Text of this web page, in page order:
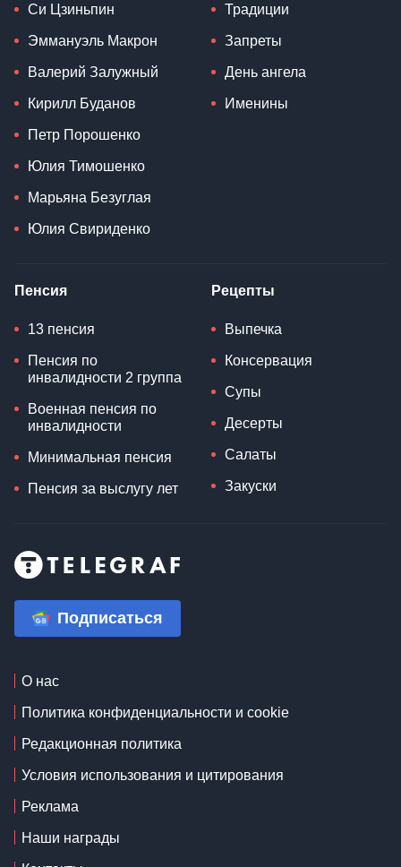
Си Цзиньпин
Эммануэль Макрон
Валерий Залужный
Кирилл Буданов
Петр Порошенко
Юлия Тимошенко
Марьяна Безуглая
Юлия Свириденко
Традиции
Запреты
День ангела
Именины
Пенсия
13 пенсия
Пенсия по
инвалидности 2 группа
Военная пенсия по
инвалидности
Минимальная пенсия
Пенсия за выслугу лет
Рецепты
Выпечка
Консервация
Супы
Десерты
Салаты
Закуски
Подписаться
О нас
Политика конфиденциальности и cookie
Редакционная политика
Условия использования и цитирования
Реклама
Наши награды